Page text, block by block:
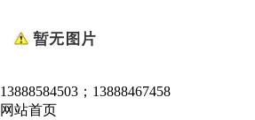
13888584503；13888467458
网站首页